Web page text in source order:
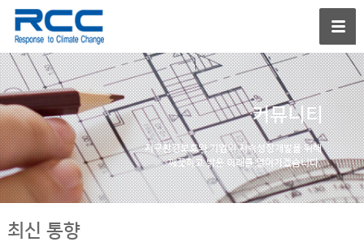
커뮤니티
지구환경보호와 기업의지속성장개발을 위해
깨끗하고 밝은 미래를열어가겠습니다.
최신 통향